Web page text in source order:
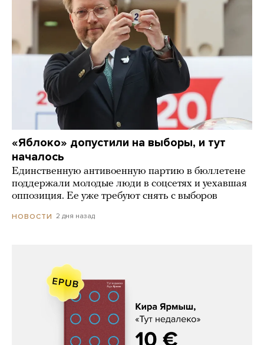
«Яблоко» допустили на выборы, и тут
началось
Единственную антивоенную партию в бюллетене
поддержали молодые люди в соцсетях и уехавшая
оппозиция. Ее уже требуют снять с выборов
НОВОСТИ 2 дня назад